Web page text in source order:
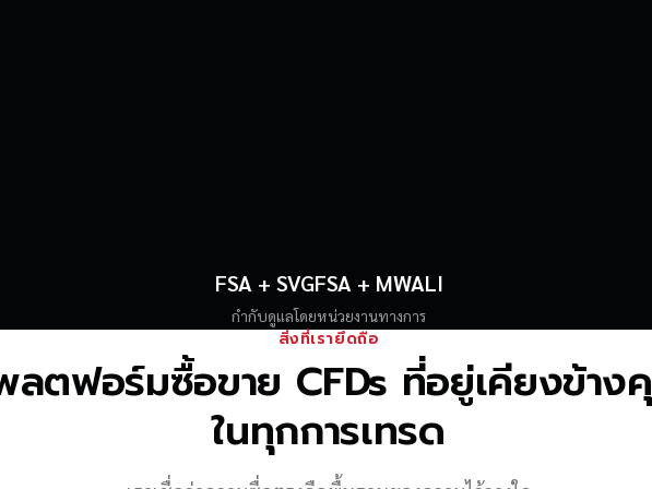
FSA + SVGFSA + MWALI
กำกับดูแลโดยหน่วยงานทางการ
สิ่งที่เรายึดถือ
ลตฟอร์มซื้อขาย CFDs ที่อยู่เคียงข้า
ในทุกการเทรด